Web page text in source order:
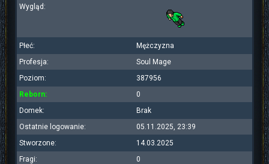
Wygląd:
Płeć:
Mężczyzna
Profesja:
Soul Mage
Poziom:
387956
Reborn:
0
Domek:
Brak
Ostatnie logowanie:
05.11.2025, 23:39
Stworzone:
14.03.2025
Fragi:
0